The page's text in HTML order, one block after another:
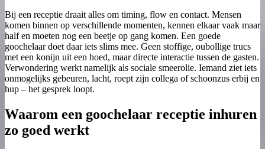
Bij een receptie draait alles om timing, flow en contact. Mensen
komen binnen op verschillende momenten, kennen elkaar vaak maar
half en moeten nog een beetje op gang komen. Een goede
goochelaar doet daar iets slims mee. Geen stoffige, oubollige trucs
met een konijn uit een hoed, maar directe interactie tussen de gasten.
Verwondering werkt namelijk als sociale smeerolie. Iemand ziet iets
onmogelijks gebeuren, lacht, roept zijn collega of schoonzus erbij en
hup – het gesprek loopt.
Waarom een goochelaar receptie inhuren
zo goed werkt